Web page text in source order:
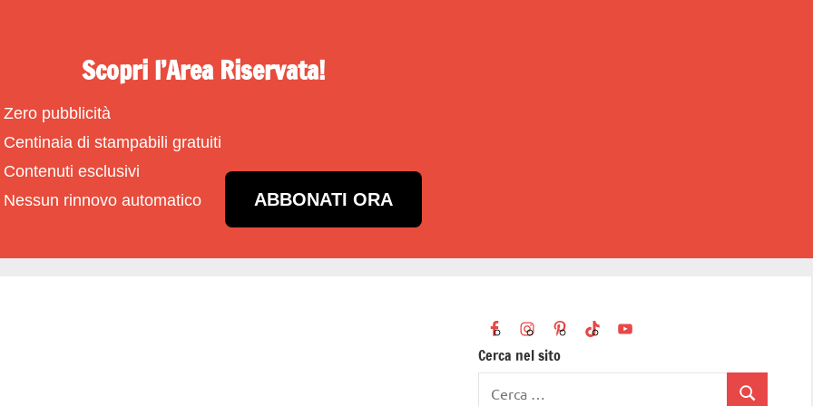
Scopri l’Area Riservata!
Zero pubblicità
Centinaia di stampabili gratuiti
Contenuti esclusivi
Nessun rinnovo automatico
ABBONATI ORA
Cerca nel sito